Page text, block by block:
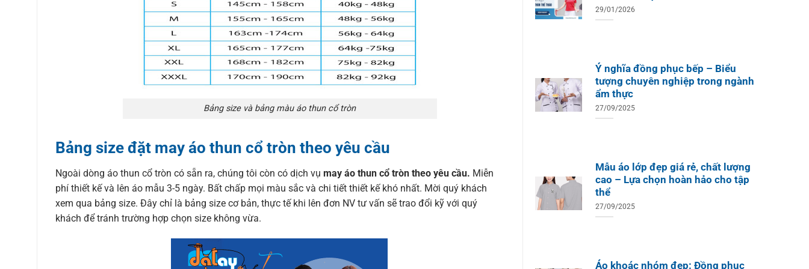
Bảng size và bảng màu áo thun cổ tròn
Bảng size đặt may áo thun cổ tròn theo yêu cầu
Ngoài dòng áo thun cổ tròn có sẵn ra, chúng tôi còn có dịch vụ may áo thun cổ tròn theo yêu cầu. Miễn
phí thiết kế và lên áo mẫu 3-5 ngày. Bất chấp mọi màu sắc và chi tiết thiết kế khó nhất. Mời quý khách
xem qua bảng size. Đây chỉ là bảng size cơ bản, thực tế khi lên đơn NV tư vấn sẽ trao đổi kỹ với quý
khách để tránh trường hợp chọn size không vừa.
29/01/2026
Ý nghĩa đồng phục bếp – Biểu
tượng chuyên nghiệp trong ngành
ẩm thực
27/09/2025
Mẫu áo lớp đẹp giá rẻ, chất lượng
cao – Lựa chọn hoàn hảo cho tập
thể
27/09/2025
Áo khoác nhóm đẹp: Đồng phục